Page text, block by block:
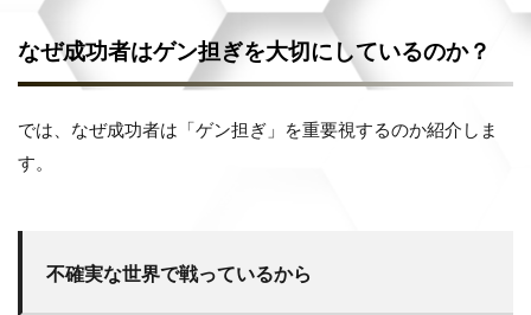
なぜ成功者はゲン担ぎを大切にしているのか？
では、なぜ成功者は「ゲン担ぎ」を重要視するのか紹介しま
す。
不確実な世界で戦っているから